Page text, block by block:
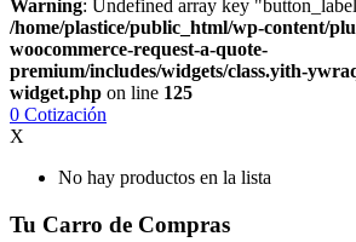
Warning: Undefined array key
/home/plastice/public_html/wp-content/
woocommerce-request-a-quote-
premium/includes/widgets/class.yith-
widget.php on line 125
0 Cotización
X
No hay productos en la lista
Tu Carro de Compras